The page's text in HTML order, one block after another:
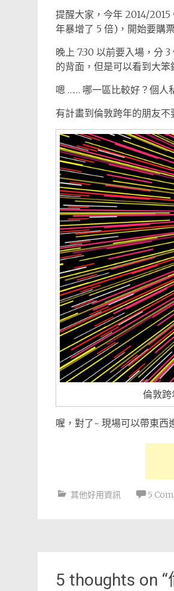
提醒大家，今年 2014/
年暴增了 5 倍)，開始要購
晚上 7:30 以前要入場，分
的背面，但是可以看到大
嗯 …… 哪一區比較好？個人
有計畫到倫敦跨年的朋友不
倫敦
喔，對了~ 現場可以帶東西
其他好用資訊 5
navigation
5 thoughts on “